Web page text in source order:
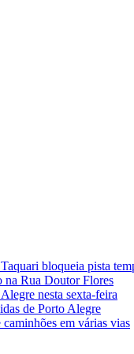
bloqueia pista
na Rua Doutor Flores
nesta sexta-feira
de Porto Alegre
em várias vias